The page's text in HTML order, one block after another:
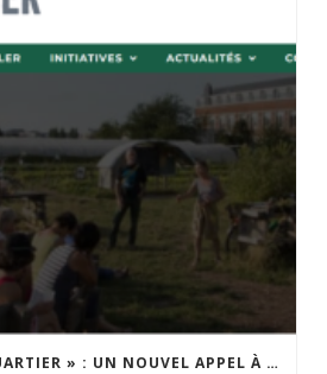
« INSPIRONS LE QUARTIER » : UN NOUVEL APPEL À PROJETS EST LANCÉ !